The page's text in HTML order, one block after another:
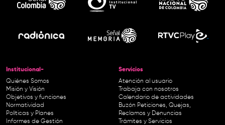
Institucional-
Quiénes Somos
Misión y Visión
Objetivos y funciones
Normatividad
Políticas y Planes
Informes de Gestión
Servicios
Atención al usuario
Trabaja con nosotros
Calendario de actividades
Buzón Peticiones, Quejas,
Reclamos y Denuncias
Trámites y Servicios